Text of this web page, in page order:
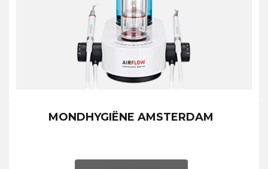
MONDHYGIËNE AMSTERDAM